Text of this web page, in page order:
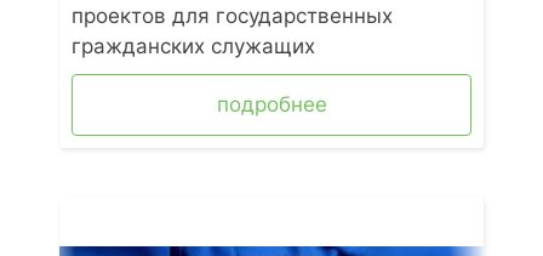
проектов для государственных
гражданских служащих
подробнее